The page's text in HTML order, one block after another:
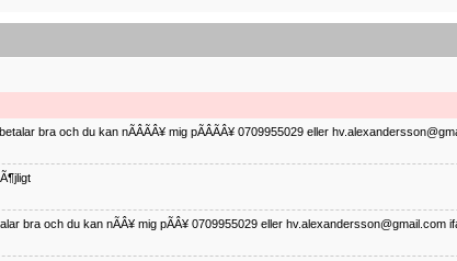
bra och du kan nÃÂÃÂ¥ mig pÃÂÃÂ¥ 0709955029 eller
bra och du kan nÃÂ¥ mig pÃÂ¥ 0709955029 eller hv.alexandersson@gmail.com